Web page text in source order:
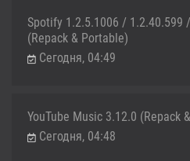
Spotify 1.2.5.1006 / 1.2.40.599
(Repack & Portable)
Сегодня, 04:49
YouTube Music 3.12.0 (Repack
Сегодня, 04:48